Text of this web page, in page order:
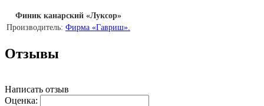
Финик канарский «Луксор»
Производитель: Фирма «Гавриш».
Отзывы
Написать отзыв
Оценка: